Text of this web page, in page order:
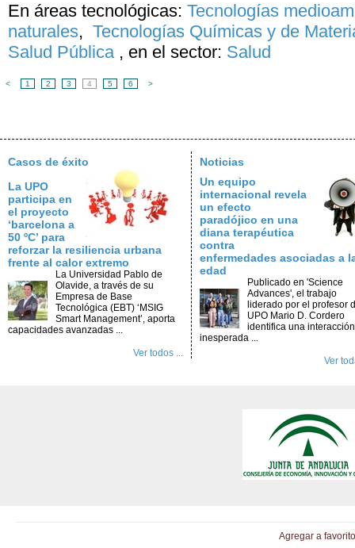
En áreas tecnológicas: Tecnologías
naturales, Tecnologías Químicas y de
Salud Pública , en el sector: Salud
< 1 2 3 4 5 6 >
Casos de éxito
La UPO
participa en
el proyecto
‘barcelona a
50 ºC’ para
reforzar la resiliencia urbana
frente al calor extremo
La Universidad Pablo de
Olavide, a través de su
Empresa de Base
Tecnológica (EBT) ‘MSIG
Smart Management’, aporta
capacidades avanzadas ...
Ver todos ...
Noticias
Un equipo
internacional revela
un efecto
paradójico en una
diana terapéutica
contra
enfermedades asociadas a
edad
Publicado en 'Science
Advances', el trabajo
liderado por el profesor
UPO Mario D. Cordero
identifica una interacción
inesperada ...
Ver
Agregar a